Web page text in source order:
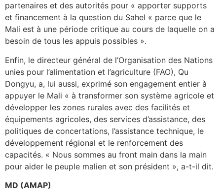
partenaires et des autorités pour « apporter supports
et financement à la question du Sahel « parce que le
Mali est à une période critique au cours de laquelle on a
besoin de tous les appuis possibles ».
Enfin, le directeur général de l’Organisation des Nations
unies pour l’alimentation et l’agriculture (FAO), Qu
Dongyu, a, lui aussi, exprimé son engagement entier à
appuyer le Mali « à transformer son système agricole et
développer les zones rurales avec des facilités et
équipements agricoles, des services d’assistance, des
politiques de concertations, l’assistance technique, le
développement régional et le renforcement des
capacités. « Nous sommes au front main dans la main
pour aider le peuple malien et son président », a-t-il dit.
MD (AMAP)